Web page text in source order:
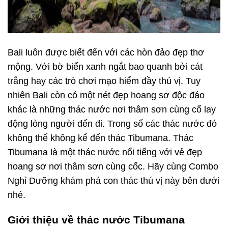
Bali luôn được biết đến với các hòn đảo đẹp thơ
mộng. Với bờ biển xanh ngắt bao quanh bởi cát
trắng hay các trò chơi mạo hiểm đầy thú vị. Tuy
nhiên Bali còn có một nét đẹp hoang sơ độc đáo
khác là những thác nước nơi thâm sơn cùng cố lay
động lòng người đến đi. Trong số các thác nước đó
không thể không kể đến thác Tibumana. Thác
Tibumana là một thác nước nổi tiếng với vẻ đẹp
hoang sơ nơi thâm sơn cùng cốc. Hãy cùng Combo
Nghỉ Dưỡng khám phá con thác thú vị này bên dưới
nhé.
Giới thiệu về thác nước Tibumana